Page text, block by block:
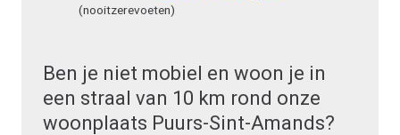
(nooitzerevoeten)
Ben je niet mobiel en woon je in
een straal van 10 km rond onze
woonplaats Puurs-Sint-Amands?